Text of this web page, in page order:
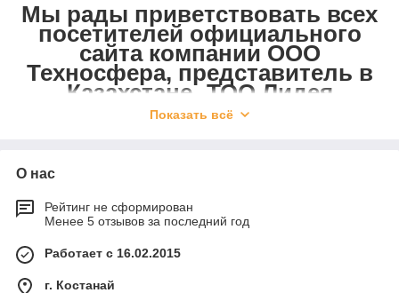
Мы рады приветствовать всех
посетителей официального
сайта компании ООО
Техносфера, представитель в
Казахстане- ТОО Лидея
Казахстан!
Деятельность нашей организации
успешно развивается в четырех
Показать всё
О нас
Рейтинг не сформирован
Менее 5 отзывов за последний год
Работает с 16.02.2015
г. Костанай